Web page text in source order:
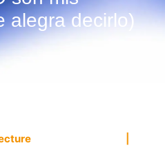
alegra decirlo)